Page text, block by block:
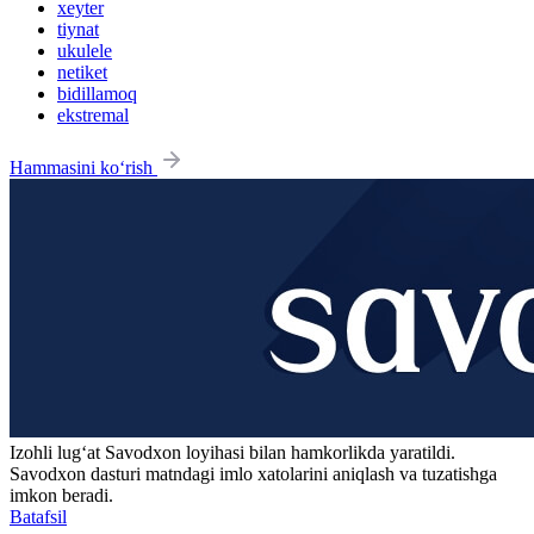
xeyter
tiynat
ukulele
netiket
bidillamoq
ekstremal
Hammasini ko‘rish
Izohli lugʻat Savodxon loyihasi bilan hamkorlikda yaratildi.
Savodxon dasturi matndagi imlo xatolarini aniqlash va tuzatishga
imkon beradi.
Batafsil